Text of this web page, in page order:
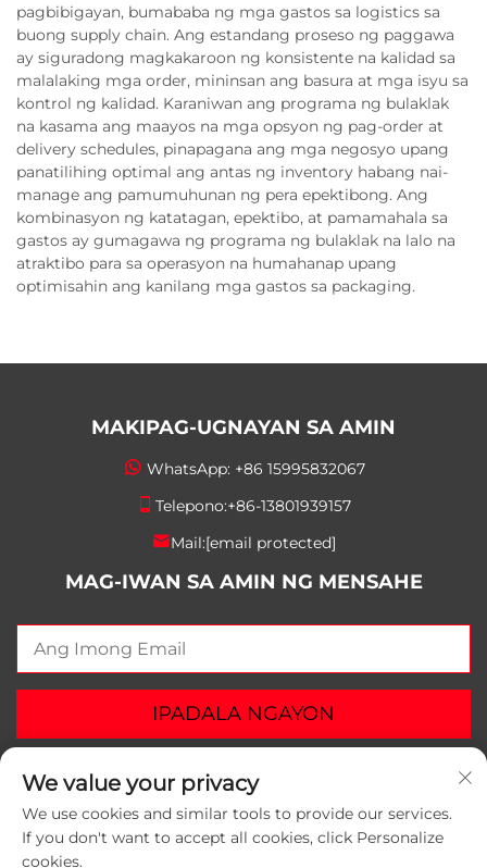
pagbibigayan, bumababa ng mga gastos sa logistics sa
buong supply chain. Ang estandang proseso ng paggawa
ay siguradong magkakaroon ng konsistente na kalidad sa
malalaking mga order, mininsan ang basura at mga isyu sa
kontrol ng kalidad. Karaniwan ang programa ng bulaklak
na kasama ang maayos na mga opsyon ng pag-order at
delivery schedules, pinapagana ang mga negosyo upang
panatilihing optimal ang antas ng inventory habang nai-
manage ang pamumuhunan ng pera epektibong. Ang
kombinasyon ng katatagan, epektibo, at pamamahala sa
gastos ay gumagawa ng programa ng bulaklak na lalo na
atraktibo para sa operasyon na humahanap upang
optimisahin ang kanilang mga gastos sa packaging.
MAKIPAG-UGNAYAN SA AMIN
WhatsApp: +86 15995832067
Telepono:+86-13801939157
Mail:[email protected]
MAG-IWAN SA AMIN NG MENSAHE
IPADALA NGAYON
Copyright © 2025 Suzhou Yunlei Packaging Materials
We value your privacy
We use cookies and similar tools to provide our services.
If you don't want to accept all cookies, click Personalize
cookies.